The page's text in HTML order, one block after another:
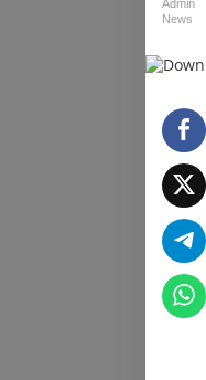
Admin
News